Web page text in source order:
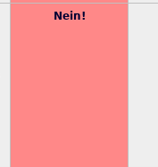
Nein!